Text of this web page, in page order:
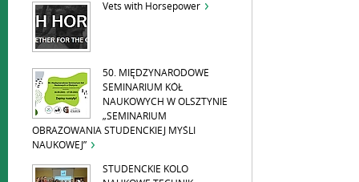
Vets with Horsepower
50. MIĘDZYNARODOWE
SEMINARIUM KÓŁ
NAUKOWYCH W OLSZTYNIE
„SEMINARIUM
OBRAZOWANIA STUDENCKIEJ MYŚLI
NAUKOWEJ”
STUDENCKIE KOLO